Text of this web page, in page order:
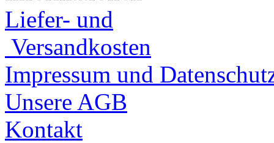
Liefer- und
Versandkosten
Impressum und
Unsere AGB
Kontakt